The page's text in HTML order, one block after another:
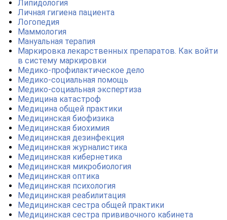
Липидология
Личная гигиена пациента
Логопедия
Маммология
Мануальная терапия
Маркировка лекарственных препаратов. Как войти
в систему маркировки
Медико-профилактическое дело
Медико-социальная помощь
Медико-социальная экспертиза
Медицина катастроф
Медицина общей практики
Медицинская биофизика
Медицинская биохимия
Медицинская дезинфекция
Медицинская журналистика
Медицинская кибернетика
Медицинская микробиология
Медицинская оптика
Медицинская психология
Медицинская реабилитация
Медицинская сестра общей практики
Медицинская сестра прививочного кабинета